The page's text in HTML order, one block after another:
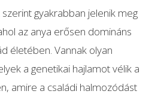
gyakrabban jelenik meg
az anya erősen domináns
életében. Vannak olyan
a genetikai hajlamot vélik a
amire a családi halmozódást